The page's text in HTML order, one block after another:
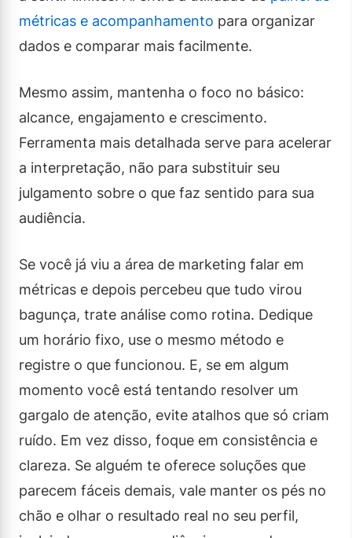
métricas e acompanhamento para organizar
dados e comparar mais facilmente.
Mesmo assim, mantenha o foco no básico:
alcance, engajamento e crescimento.
Ferramenta mais detalhada serve para acelerar
a interpretação, não para substituir seu
julgamento sobre o que faz sentido para sua
audiência.
Se você já viu a área de marketing falar em
métricas e depois percebeu que tudo virou
bagunça, trate análise como rotina. Dedique
um horário fixo, use o mesmo método e
registre o que funcionou. E, se em algum
momento você está tentando resolver um
gargalo de atenção, evite atalhos que só criam
ruído. Em vez disso, foque em consistência e
clareza. Se alguém te oferece soluções que
parecem fáceis demais, vale manter os pés no
chão e olhar o resultado real no seu perfil,